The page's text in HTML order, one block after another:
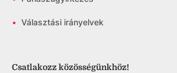
• Választási irányelvek
Csatlakozz közösségünkhöz!